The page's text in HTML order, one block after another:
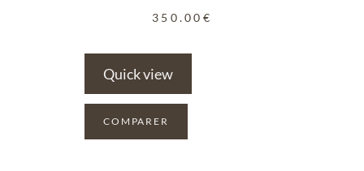
350.00 €
Quick view
COMPARER